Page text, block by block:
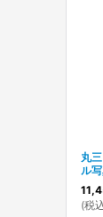
丸
ル
(税